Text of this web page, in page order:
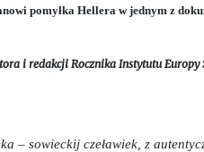
pomyłka Hellera w jednym z
i redakcji Rocznika Instytutu
– sowieckij czeławiek, z